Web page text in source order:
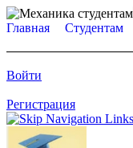
Главная Студентам
Войти
Регистрация